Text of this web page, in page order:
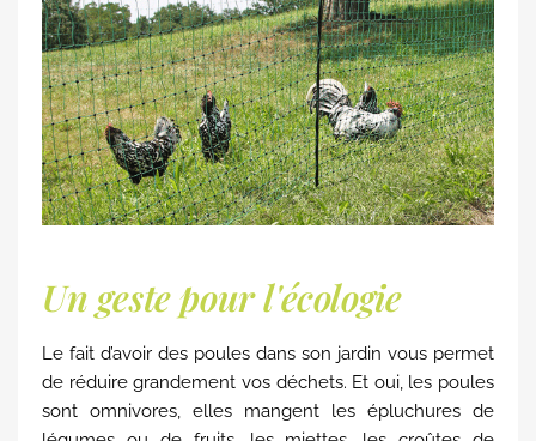
Un geste pour l'écologie
Le fait d’avoir des poules dans son jardin vous permet
de réduire grandement vos déchets. Et oui, les poules
sont omnivores, elles mangent les épluchures de